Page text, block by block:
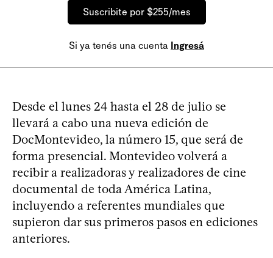
Suscribite por $255/mes
Si ya tenés una cuenta Ingresá
Desde el lunes 24 hasta el 28 de julio se
llevará a cabo una nueva edición de
DocMontevideo, la número 15, que será de
forma presencial. Montevideo volverá a
recibir a realizadoras y realizadores de cine
documental de toda América Latina,
incluyendo a referentes mundiales que
supieron dar sus primeros pasos en ediciones
anteriores.